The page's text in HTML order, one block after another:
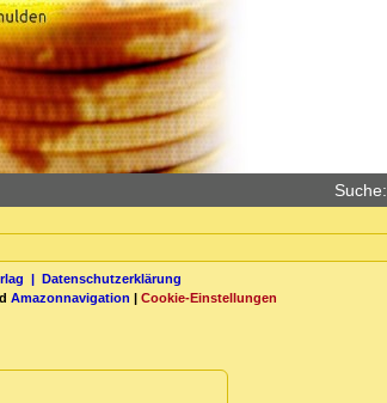
Suche:
| Datenschutzerklärung
Amazonnavigation | Cookie-Einstellungen